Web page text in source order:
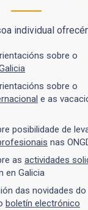
individual
sobre o
sobre o
e as
posibilidade de
nas
as actividades
en Galicia
das novidades
boletín electrónico